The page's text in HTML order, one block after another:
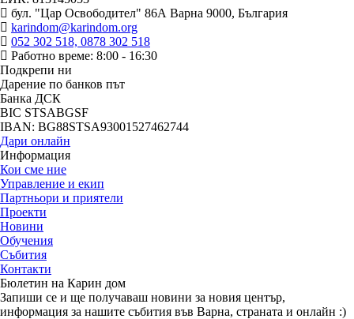
бул. "Цар Освободител" 86А Варна 9000, България
karindom@karindom.org
052 302 518, 0878 302 518
Работно време: 8:00 - 16:30
Подкрепи ни
Дарение по банков път
Банка ДСК
BIC STSABGSF
IBAN: BG88STSA93001527462744
Дари онлайн
Информация
Кои сме ние
Управление и екип
Партньори и приятели
Проекти
Новини
Обучения
Събития
Контакти
Бюлетин на Карин дом
Запиши се и ще получаваш новини за новия център,
информация за нашите събития във Варна, страната и онлайн :)